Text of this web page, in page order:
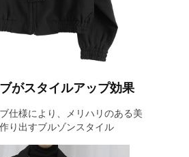
がスタイルアップ効果
仕様により、メリハリのある美
り出すブルゾンスタイル